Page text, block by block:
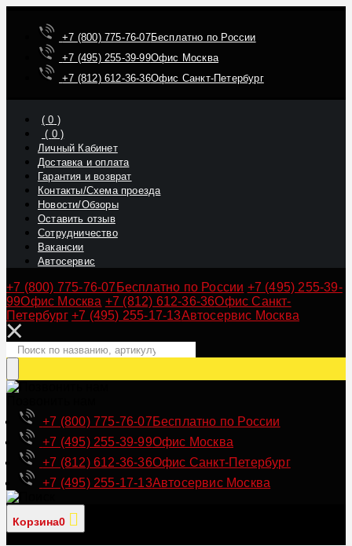
+7 (800) 775-76-07Бесплатно по России
+7 (495) 255-39-99Офис Москва
+7 (812) 612-36-36Офис Санкт-Петербург
(0 )
( 0)
Личный Кабинет
Доставка и оплата
Гарантия и возврат
Контакты/Схема проезда
Новости/Обзоры
Оставить отзыв
Сотрудничество
Вакансии
Автосервис
+7 (800) 775-76-07 Бесплатно по России +7 (495) 255-39-
99Офис Москва +7 (812) 612-36-36Офис Санкт-
Петербург +7 (495) 255-17-13Автосервис Москва
+7 (800) 775-76-07Бесплатно по России
+7 (495) 255-39-99Офис Москва
+7 (812) 612-36-36Офис Санкт-Петербург
+7 (495) 255-17-13Автосервис Москва
Корзина0